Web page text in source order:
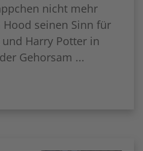
nicht mehr
seinen Sinn für
Harry Potter in
Gehorsam ...